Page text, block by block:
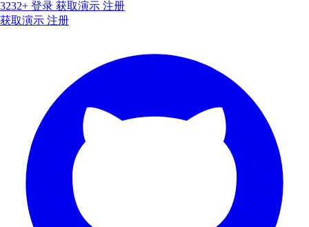
3232+ 登录 获取演示 注册
获取演示 注册